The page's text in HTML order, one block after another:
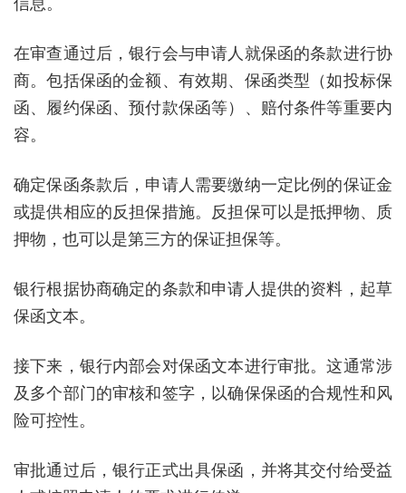
在审查通过后，银行会与申请人就保函的条款进行协
商。包括保函的金额、有效期、保函类型（如投标保
函、履约保函、预付款保函等）、赔付条件等重要内
容。
确定保函条款后，申请人需要缴纳一定比例的保证金
或提供相应的反担保措施。反担保可以是抵押物、质
押物，也可以是第三方的保证担保等。
银行根据协商确定的条款和申请人提供的资料，起草
保函文本。
接下来，银行内部会对保函文本进行审批。这通常涉
及多个部门的审核和签字，以确保保函的合规性和风
险可控性。
审批通过后，银行正式出具保函，并将其交付给受益